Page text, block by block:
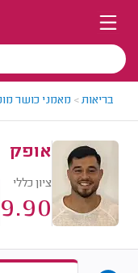
בריאות> מאמני כושר
אופק
ציון כללי
9.90